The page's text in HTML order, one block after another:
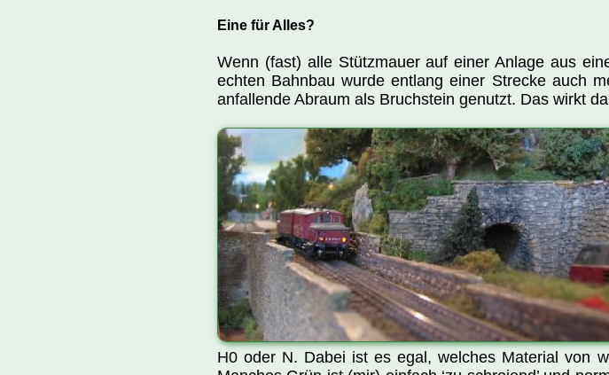
Eine für Alles?
Wenn (fast) alle Stützmauer auf einer Anlage aus
echten Bahnbau wurde entlang einer Strecke auch
anfallende Abraum als Bruchstein genutzt. Das wirkt
H0 oder N. Dabei ist es egal, welches Material von